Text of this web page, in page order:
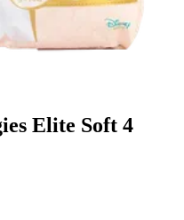
Elite Soft 4